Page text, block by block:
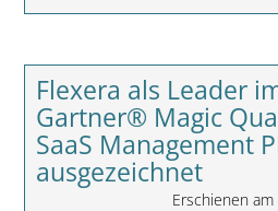
Flexera als Leader
Gartner® Magic
SaaS Management
ausgezeichnet
Erschienen